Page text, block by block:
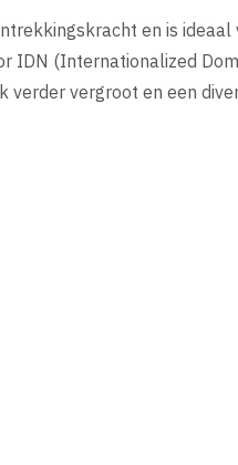
en is
IDN (Internationalized
verder vergroot en een